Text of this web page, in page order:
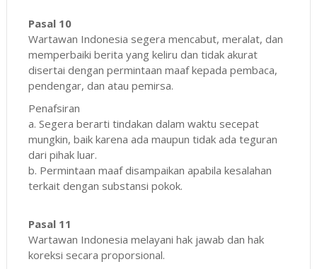
Pasal 10
Wartawan Indonesia segera mencabut, meralat, dan
memperbaiki berita yang keliru dan tidak akurat
disertai dengan permintaan maaf kepada pembaca,
pendengar, dan atau pemirsa.
Penafsiran
a. Segera berarti tindakan dalam waktu secepat
mungkin, baik karena ada maupun tidak ada teguran
dari pihak luar.
b. Permintaan maaf disampaikan apabila kesalahan
terkait dengan substansi pokok.
Pasal 11
Wartawan Indonesia melayani hak jawab dan hak
koreksi secara proporsional.